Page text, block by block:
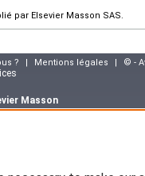
par Elsevier Masson SAS.
? Mentions légales © -
Masson